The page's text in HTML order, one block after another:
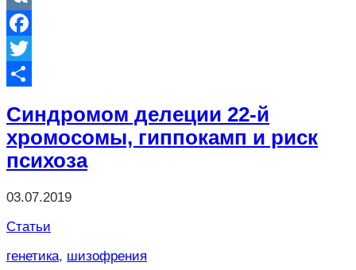
VK
Facebook
Twitter
Синдромом делеции 22-й
хромосомы, гиппокамп и риск
психоза
03.07.2019
Статьи
генетика, шизофрения